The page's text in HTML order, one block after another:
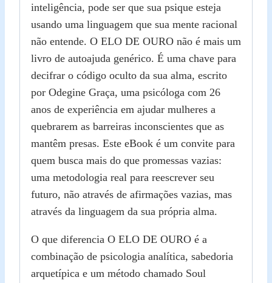
inteligência, pode ser que sua psique esteja
usando uma linguagem que sua mente racional
não entende. O ELO DE OURO não é mais um
livro de autoajuda genérico. É uma chave para
decifrar o código oculto da sua alma, escrito
por Odegine Graça, uma psicóloga com 26
anos de experiência em ajudar mulheres a
quebrarem as barreiras inconscientes que as
mantêm presas. Este eBook é um convite para
quem busca mais do que promessas vazias:
uma metodologia real para reescrever seu
futuro, não através de afirmações vazias, mas
através da linguagem da sua própria alma.
O que diferencia O ELO DE OURO é a
combinação de psicologia analítica, sabedoria
arquetípica e um método chamado Soul